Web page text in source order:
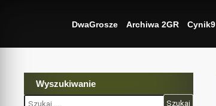
DwaGrosze Archiwa 2GR Cynik9
Wyszukiwanie
Szukaj: